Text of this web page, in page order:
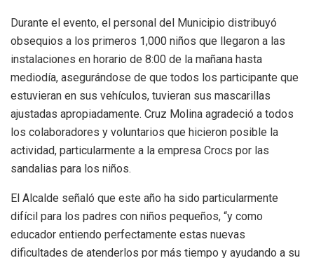
Durante el evento, el personal del Municipio distribuyó
obsequios a los primeros 1,000 niños que llegaron a las
instalaciones en horario de 8:00 de la mañana hasta
mediodía, asegurándose de que todos los participante que
estuvieran en sus vehículos, tuvieran sus mascarillas
ajustadas apropiadamente. Cruz Molina agradeció a todos
los colaboradores y voluntarios que hicieron posible la
actividad, particularmente a la empresa Crocs por las
sandalias para los niños.
El Alcalde señaló que este año ha sido particularmente
difícil para los padres con niños pequeños, “y como
educador entiendo perfectamente estas nuevas
dificultades de atenderlos por más tiempo y ayudando a su